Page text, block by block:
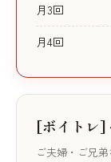
月3回
月4回
[ボイトレ]
ご夫婦・ご兄